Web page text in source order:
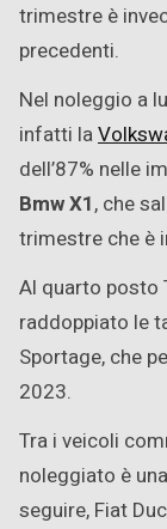
trimestre è
precedenti.
Nel noleggio a
infatti la
dell’87% nelle
Bmw X1, che
trimestre che è
Al quarto posto
raddoppiato le
Sportage, che
2023.
Tra i veicoli
noleggiato è
seguire, Fiat